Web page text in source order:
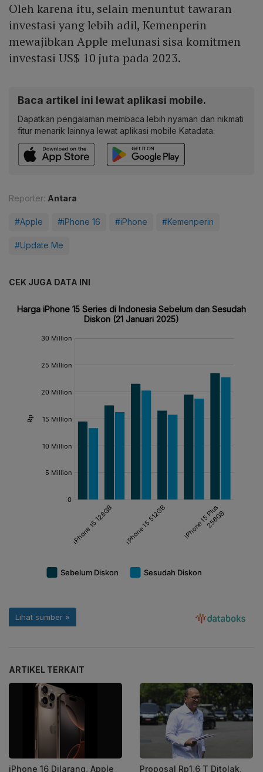
Oleh karena itu, selain menuntut tawaran
investasi yang lebih adil, Kemenperin
mewajibkan Apple melunasi sisa komitmen
investasi US$ 10 juta pada 2023.
Baca artikel ini lewat aplikasi mobile.
Dapatkan pengalaman membaca lebih nyaman dan nikmati
fitur menarik lainnya lewat aplikasi mobile Katadata.
Reporter: Antara
#Apple #iPhone 16 #iPhone #Kemenperin
#Update Me
CEK JUGA DATA INI
ARTIKEL TERKAIT
iPhone 16 Dilarang, Apple Proposal Rp1,6 T Ditolak,